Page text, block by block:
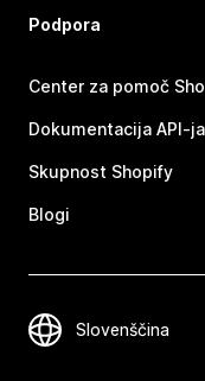
Podpora
Center za pomoč
Dokumentacija API-ja
Skupnost Shopify
Blogi